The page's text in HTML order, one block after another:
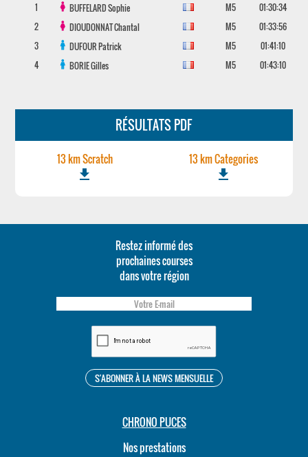
1
BUFFELARDSophie M5
01:30:34
2
DIOUDONNATChantal M5
01:33:56
3
DUFOURPatrick M5
01:41:10
4
BORIEGilles M5 01:43:10
RÉSULTATS PDF
13 km Scratch
file_download
13 km Categories
file_download
Restez informé des
prochaines courses
dans votre région
CHRONO PUCES
Nos prestations